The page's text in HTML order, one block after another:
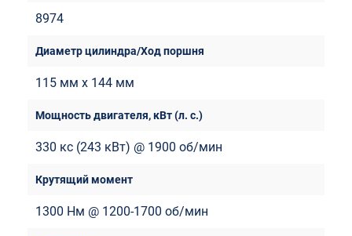
8974
115 мм x 144 мм
330 кс (243 кВт) @ 1900 об/мин
1300 Нм @ 1200-1700 об/мин